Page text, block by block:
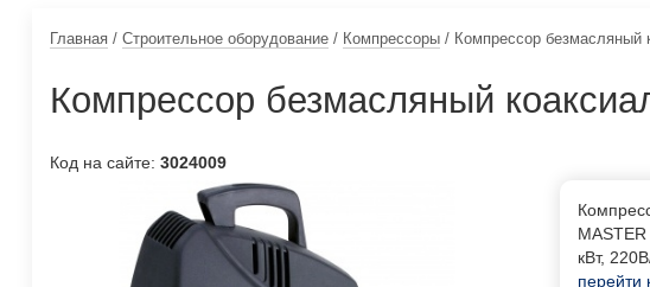
Главная / Строительное оборудование / Компрессоры / Компрессор безмасляный
Компрессор безмасляный
Код на сайте: 3024009
кВт,
перейти